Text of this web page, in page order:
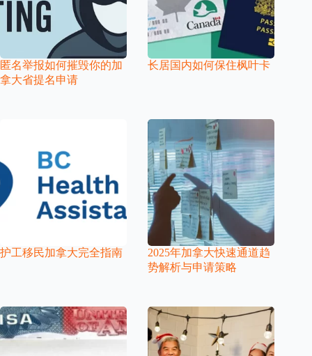
匿名举报如何摧毁你的加
拿大省提名申请
长居国内如何保住枫叶卡
护工移民加拿大完全指南
2025年加拿大快速通道趋
势解析与申请策略